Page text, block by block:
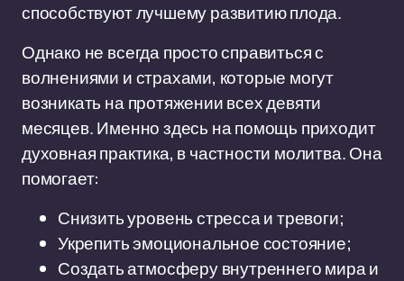
способствуют лучшему развитию плода.
Однако не всегда просто справиться с
волнениями и страхами, которые могут
возникать на протяжении всех девяти
месяцев. Именно здесь на помощь приходит
духовная практика, в частности молитва. Она
помогает:
Снизить уровень стресса и тревоги;
Укрепить эмоциональное состояние;
Создать атмосферу внутреннего мира и